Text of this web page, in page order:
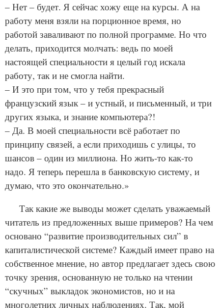
– Нет – будет. Я сейчас хожу еще на курсы. А на
работу меня взяли на порционное время, но
работой заваливают по полной программе. Но что
делать, приходится молчать: ведь по моей
настоящей специальности я целый год искала
работу, так и не смогла найти.
– И это при том, что у тебя прекрасный
французский язык – и устный, и письменный, и три
других языка, и знание компьютера?!
– Да. В моей специальности всё работает по
принципу связей, а если приходишь с улицы, то
шансов – один из миллиона. Но жить-то как-то
надо. Я теперь перешла в банковскую систему, и
думаю, что это окончательно.»
Так какие же выводы может сделать уважаемый
читатель из предложенных выше примеров? На чем
основано “развитие производительных сил” в
капиталистической системе? Каждый имеет право на
собственное мнение, но автор предлагает здесь свою
точку зрения, основанную не только на чтении
“скучных” выкладок экономистов, но и на
многолетних личных наблюдениях. Так, мой